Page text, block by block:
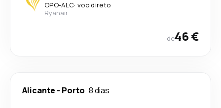
OPO-ALC· voo direto
Ryanair
de46 €
Alicante - Porto 8 dias